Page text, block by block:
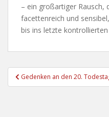
– ein großartiger Rausch,
facettenreich und
bis ins letzte
Gedenken an den 20.